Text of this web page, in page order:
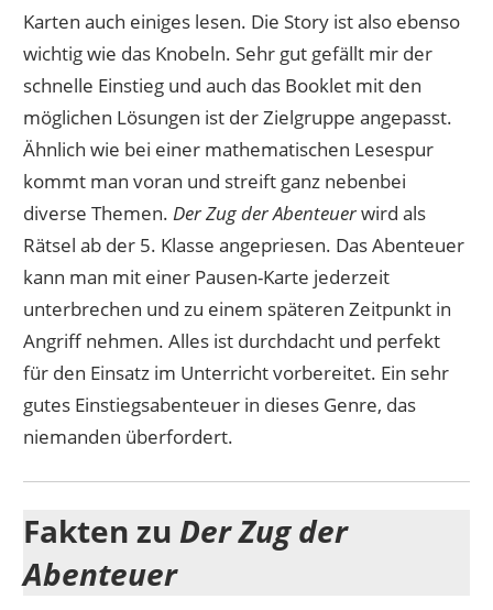
Karten auch einiges lesen. Die Story ist also ebenso
wichtig wie das Knobeln. Sehr gut gefällt mir der
schnelle Einstieg und auch das Booklet mit den
möglichen Lösungen ist der Zielgruppe angepasst.
Ähnlich wie bei einer mathematischen Lesespur
kommt man voran und streift ganz nebenbei
diverse Themen.Der Zug der Abenteuerwird als
Rätsel ab der 5. Klasse angepriesen. Das Abenteuer
kann man mit einer Pausen-Karte jederzeit
unterbrechen und zu einem späteren Zeitpunkt in
Angriff nehmen. Alles ist durchdacht und perfekt
für den Einsatz im Unterricht vorbereitet. Ein sehr
gutes Einstiegsabenteuer in dieses Genre, das
niemanden überfordert.
Fakten zuDer Zug der
Abenteuer